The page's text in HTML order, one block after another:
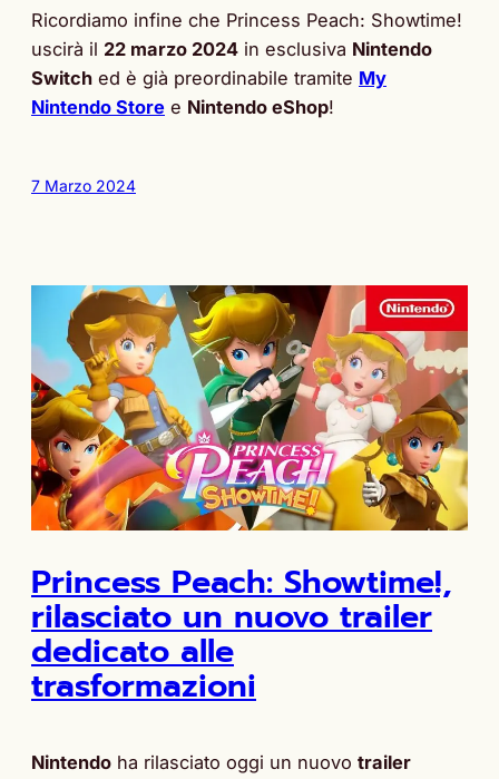
Ricordiamo infine che Princess Peach: Showtime!
uscirà il 22 marzo 2024 in esclusiva Nintendo
Switch ed è già preordinabile tramite My
Nintendo Store e Nintendo eShop!
7 Marzo 2024
Princess Peach: Showtime!,
rilasciato un nuovo trailer
dedicato alle
trasformazioni
Nintendo ha rilasciato oggi un nuovo trailer